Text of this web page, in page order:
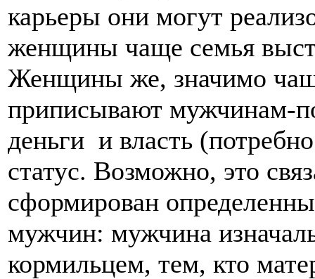
карьеры они могут
женщины чаще семья
Женщины же, значимо
приписывают мужчинам-
деньги и власть
статус. Возможно, это
сформирован
мужчин: мужчина
кормильцем, тем, кто